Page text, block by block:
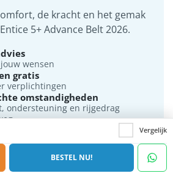
Vergelijk
BESTEL NU!
de kracht en het gemak
5+ Advance Belt 2026.
wensen
gratis
verplichtingen
omstandigheden
ondersteuning en rijgedrag